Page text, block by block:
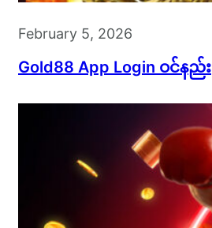
February 5, 2026
Gold88 App Login ဝင်နည်း